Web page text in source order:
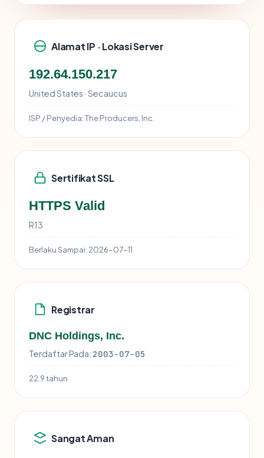
Alamat IP · Lokasi Server
192.64.150.217
United States · Secaucus
ISP / Penyedia:The Producers, Inc.
Sertifikat SSL
HTTPS Valid
R13
Berlaku Sampai: 2026-07-11
Registrar
DNC Holdings, Inc.
Terdaftar Pada: 2003-07-05
22.9 tahun
Sangat Aman